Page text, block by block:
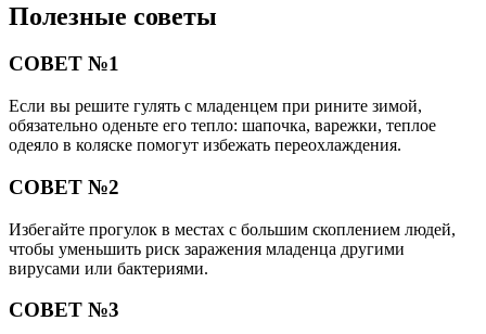
Полезные советы
СОВЕТ №1
Если вы решите гулять с младенцем при рините зимой,
обязательно оденьте его тепло: шапочка, варежки, теплое
одеяло в коляске помогут избежать переохлаждения.
СОВЕТ №2
Избегайте прогулок в местах с большим скоплением людей,
чтобы уменьшить риск заражения младенца другими
вирусами или бактериями.
СОВЕТ №3